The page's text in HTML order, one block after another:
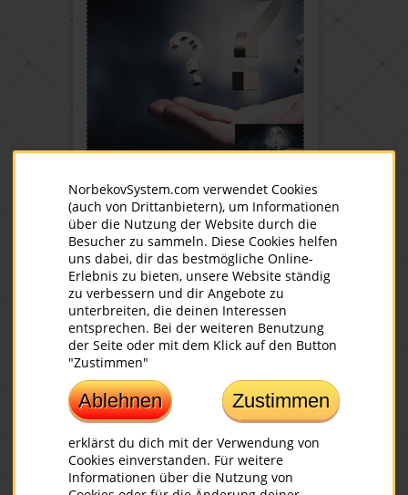
NorbekovSystem.com verwendet Cookies
(auch von Drittanbietern), um Informationen
über die Nutzung der Website durch die
Besucher zu sammeln. Diese Cookies helfen
uns dabei, dir das bestmögliche Online-
Erlebnis zu bieten, unsere Website ständig
zu verbessern und dir Angebote zu
unterbreiten, die deinen Interessen
entsprechen. Bei der weiteren Benutzung
der Seite oder mit dem Klick auf den Button
"Zustimmen"
Ablehnen Zustimmen
erklärst du dich mit der Verwendung von
Cookies einverstanden. Für weitere
Informationen über die Nutzung von
UNSERE ARTIKEL
Weiterlesen